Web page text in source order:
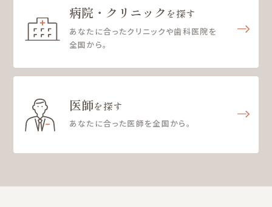
病院・クリニック を探す
あなたに合ったクリニックや歯科医院を
全国から。
医師を探す
あなたに合った医師を全国から。